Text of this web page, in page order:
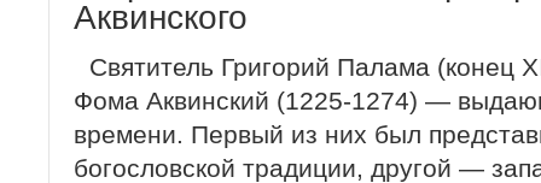
Аквинского
Святитель Григорий Палама (конец
Фома Аквинский (1225-1274) —
времени. Первый из них был
богословской традиции, другой —